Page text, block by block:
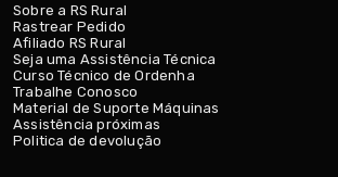
Sobre a RS Rural
Rastrear Pedido
Afiliado RS Rural
Seja uma Assistência Técnica
Curso Técnico de Ordenha
Trabalhe Conosco
Material de Suporte Máquinas
Assistência próximas
Politica de devolução